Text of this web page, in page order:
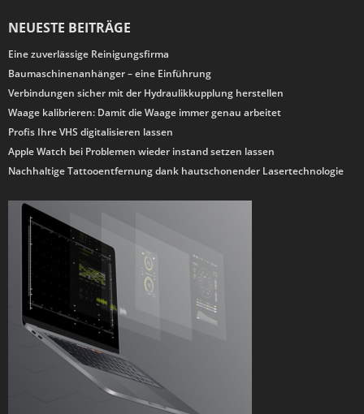
NEUESTE BEITRÄGE
Eine zuverlässige Reinigungsfirma
Baumaschinenanhänger – eine Einführung
Verbindungen sicher mit der Hydraulikkupplung herstellen
Waage kalibrieren: Damit die Waage immer genau arbeitet
Profis Ihre VHS digitalisieren lassen
Apple Watch bei Problemen wieder instand setzen lassen
Nachhaltige Tattooentfernung dank hautschonender Lasertechnologie